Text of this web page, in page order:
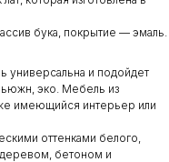
бука, покрытие — эмаль.
универсальна и подойдет
эко. Мебель из
имеющийся интерьер или
оттенками белого,
деревом, бетоном и